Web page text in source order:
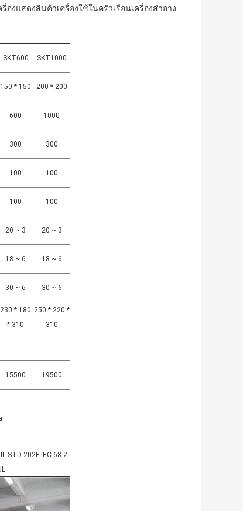
งแสดงสินค้าเครื่องใช้ในครัวเรือนเครื่องสำอาง
SKT600 SKT1000
150 * 150 200 * 200
600 1000
300 300
100 100
100 100
20 ~ 3 20 ~ 3
18 ~ 6 18 ~ 6
30 ~ 6 30 ~ 6
230 * 180
* 310
250 * 220 *
310
15500 19500
STD-202F IEC-68-2-